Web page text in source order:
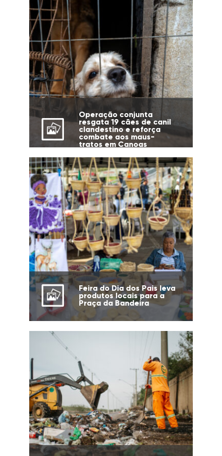
Operação conjunta
resgata 19 cães de canil
clandestino e reforça
combate aos maus-
tratos em Canoas
Feira do Dia dos Pais leva
produtos locais para a
Praça da Bandeira